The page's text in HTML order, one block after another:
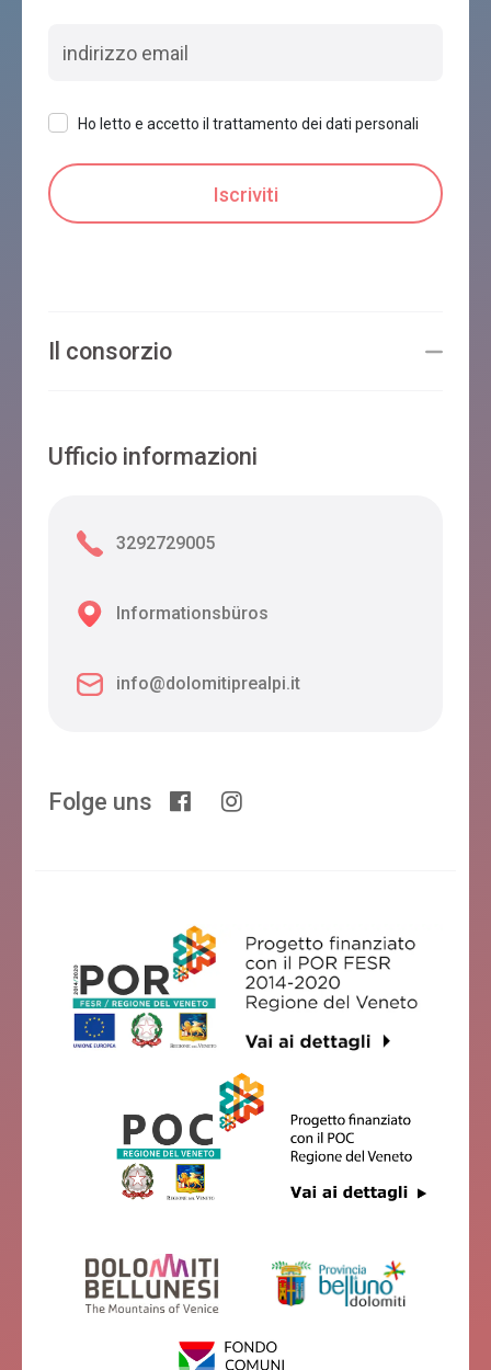
Ho letto e accetto il trattamento dei dati personali
Il consorzio
Ufficio informazioni
3292729005
Informationsbüros
info@dolomitiprealpi.it
Folge uns